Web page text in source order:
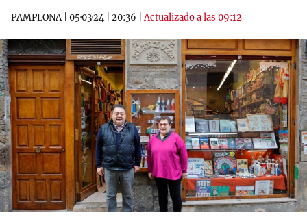
PAMPLONA| 05·03·24 20:36 |Actualizado a las 09:12